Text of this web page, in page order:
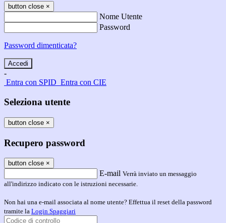
button close ×
Nome Utente
Password
Password dimenticata?
-
Entra con SPID Entra con CIE
Seleziona utente
button close ×
Recupero password
button close ×
E-mail Verrà inviato un messaggio
all'indirizzo indicato con le istruzioni necessarie.
Non hai una e-mail associata al nome utente? Effettua il reset della password
tramite la Login Spaggiari